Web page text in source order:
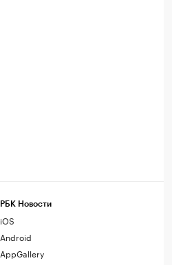
РБК Новости
iOS
Android
AppGallery